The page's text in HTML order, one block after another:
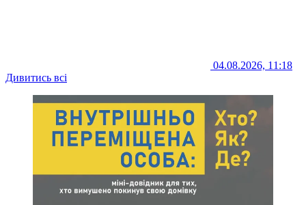
04.08.2026, 11:18
Дивитись всі